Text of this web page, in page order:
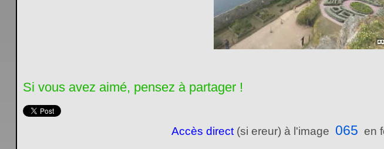
Si vous avez aimé, pensez à partager !
Accès direct(si ereur) à l'image 065 en